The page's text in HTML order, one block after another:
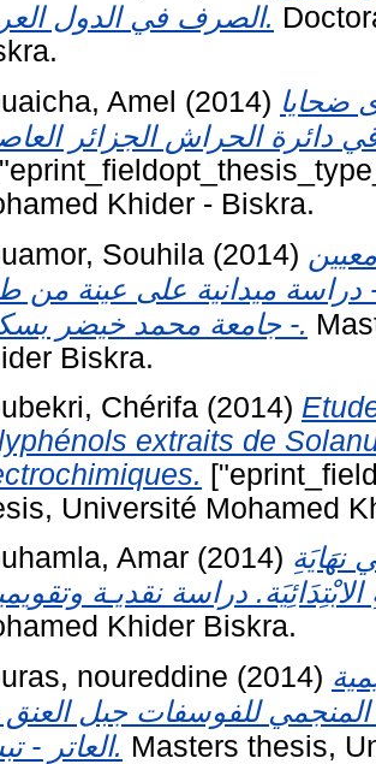
الصرف في الدول العربية.
Amel (2014) ضحايا
دائرة الحراش الجزائر
Khider - Biskra.
Souhila (2014)
ميدانية على عينة من
جامعة محمد خيضر بسكرة -.
Biskra.
Chérifa (2014)
extraits de
Université Mohamed
Amar (2014) نهَايَةِ
Khider Biskra.
noureddine (2014)
للفوسفات جبل العنق
العاتر - تبسة. Masters thesis,